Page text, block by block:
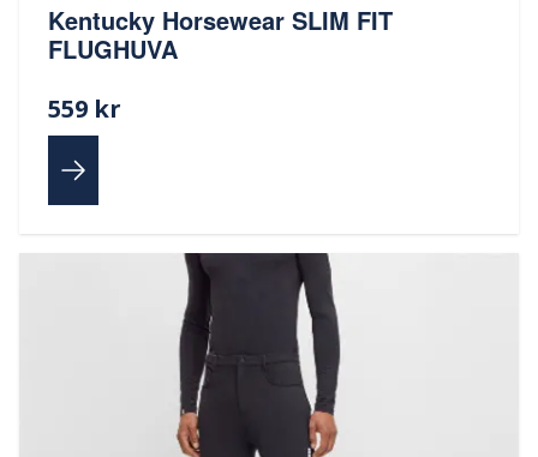
Kentucky Horsewear SLIM FIT
FLUGHUVA
559 kr